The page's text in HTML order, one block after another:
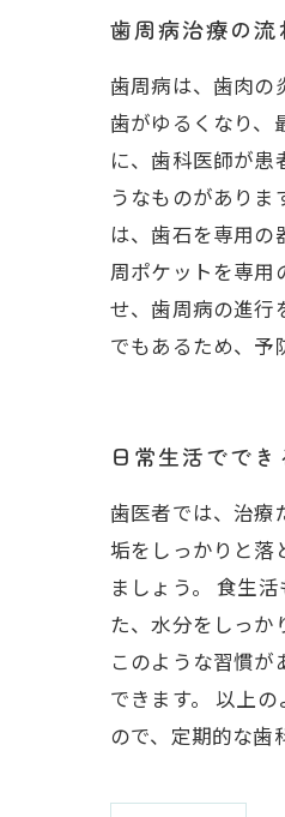
歯周病治療の
歯周病は、歯肉の
歯がゆるくなり、
に、歯科医師が患
うなものがあり
は、歯石を専用の
周ポケットを専用
せ、歯周病の進行
でもあるため、予
日常生活でで
歯医者では、治療
垢をしっかりと落
ましょう。 食生
た、水分をしっか
このような習慣
できます。 以上
ので、定期的な歯